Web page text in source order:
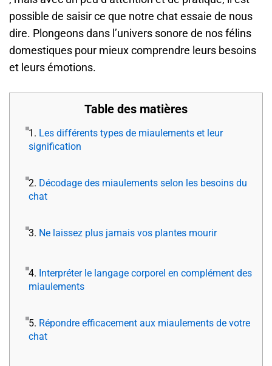
possible de saisir ce que notre chat essaie de nous
dire. Plongeons dans l’univers sonore de nos félins
domestiques pour mieux comprendre leurs besoins
et leurs émotions.
Table des matières
1. Les différents types de miaulements et leur
signification
2. Décodage des miaulements selon les besoins du
chat
3. Ne laissez plus jamais vos plantes mourir
4. Interpréter le langage corporel en complément des
miaulements
5. Répondre efficacement aux miaulements de votre
chat